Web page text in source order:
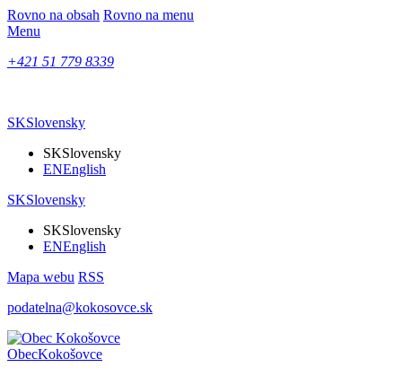
Rovno na obsah Rovno na menu
Menu
+421 51 779 8339
SKSlovensky
SKSlovensky
ENEnglish
SKSlovensky
SKSlovensky
ENEnglish
Mapa webu RSS
podatelna@kokosovce.sk
ObecKokošovce